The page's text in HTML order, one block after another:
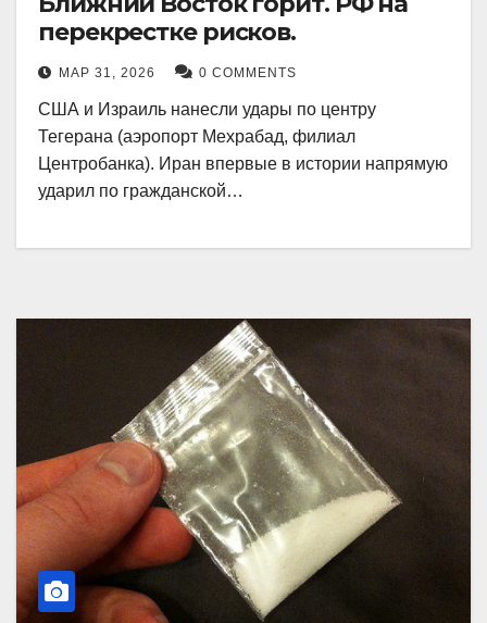
перекрестке рисков.
МАР 31, 2026 0 COMMENTS
США и Израиль нанесли удары по центру
Тегерана (аэропорт Мехрабад, филиал
Центробанка). Иран впервые в истории напрямую
ударил по гражданской…